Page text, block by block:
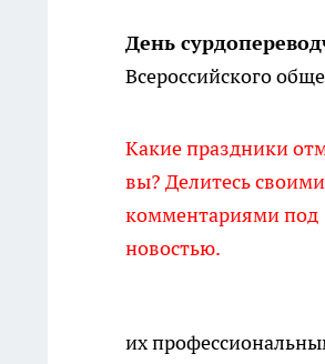
День
Всероссийского
Какие праздники
вы? Делитесь своими
комментариями под
новостью.
их